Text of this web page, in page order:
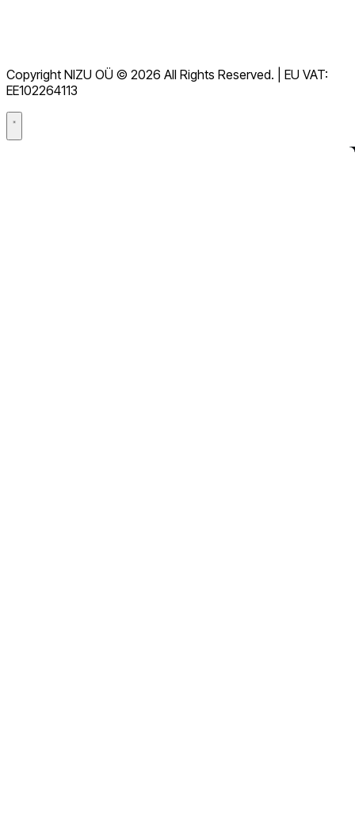
DSGVO
Datenverarbeitungsvertrag (DPA)
Copyright NIZU OÜ © 2026 All Rights Reserved. | EU VAT:
EE102264113